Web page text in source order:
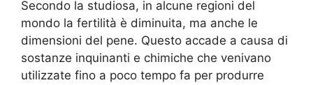
Secondo la studiosa, in alcune regioni del
mondo la fertilità è diminuita, ma anche le
dimensioni del pene. Questo accade a causa di
sostanze inquinanti e chimiche che venivano
utilizzate fino a poco tempo fa per produrre